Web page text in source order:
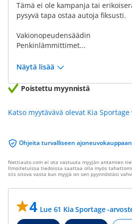
Tämä ei ole kampanja tai
pysyvä tapa ostaa autoja fiksusti.
Vakionopeudensäädin
Penkinlämmittimet...
Näytä lisää
Poistettu myynnistä
Katso myytävävä olevat Kia
Ohjeita turvalliseen ajoneuvokauppaan
Nettiauto.com ei ota vastuuta myyjän antamien
Ilmoitetuissa tiedoissa saattaa olla myös
siis sitova vasta kun myyjä on sen pyynnöstäsi
4 Lue 61 Kia Sportage -